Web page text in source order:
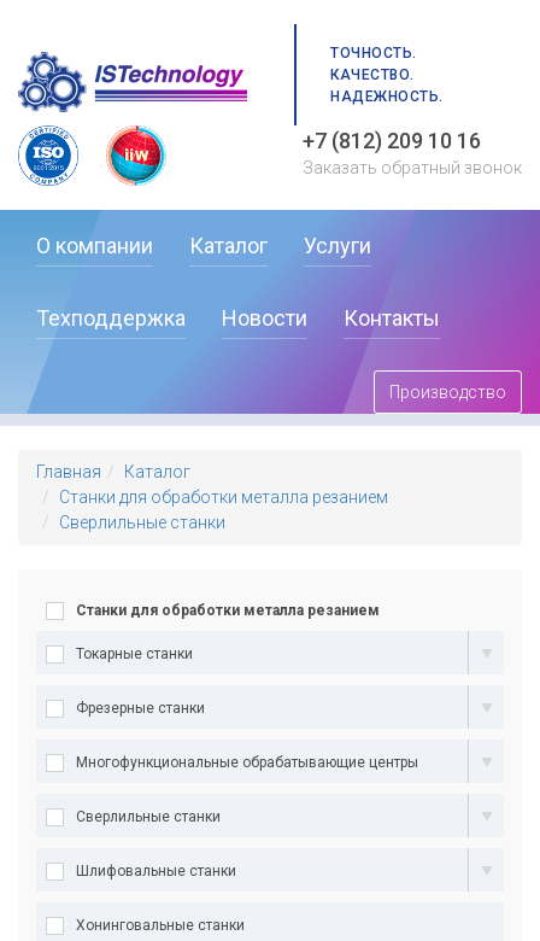
ТОЧНОСТЬ.
КАЧЕСТВО.
НАДЕЖНОСТЬ.
+7 (812) 209 10 16
Заказать обратный звонок
О компании Каталог Услуги
Техподдержка Новости Контакты
Производство
Главная
Каталог
Станки для обработки металла резанием
Сверлильные станки
Станки для обработки металла резанием
Токарные станки
Фрезерные станки
Многофункциональные обрабатывающие центры
Сверлильные станки
Шлифовальные станки
Хонинговальные станки